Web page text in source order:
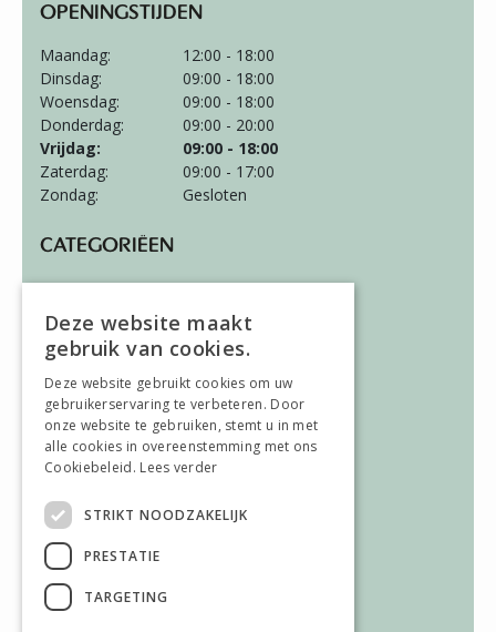
OPENINGSTIJDEN
Maandag:
12:00 - 18:00
Dinsdag:
09:00 - 18:00
Woensdag:
09:00 - 18:00
Donderdag:
09:00 - 20:00
Vrijdag:
09:00 - 18:00
Zaterdag:
09:00 - 17:00
Zondag:
Gesloten
CATEGORIËEN
Wonen
Slapen
Vloeren
Gordijnen
ALGEMEEN
Vacatures
Wooninspiratie
Over ons
Contact
AFWIJKENDE OPENINGSTIJDEN
Afwijkende openingstijden
Deze website maakt
gebruik van cookies.
Deze website gebruikt cookies om uw
gebruikerservaring te verbeteren. Door
onze website te gebruiken, stemt u in met
alle cookies in overeenstemming met ons
Cookiebeleid. Lees verder
STRIKT NOODZAKELIJK
PRESTATIE
TARGETING